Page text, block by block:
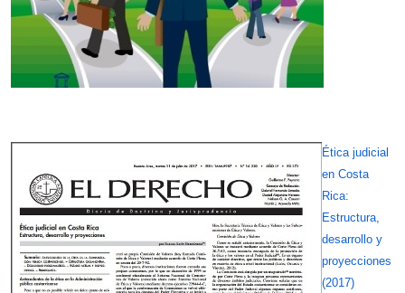
Ética judicial
en Costa
Rica:
Estructura,
desarrollo y
proyecciones
(2017)